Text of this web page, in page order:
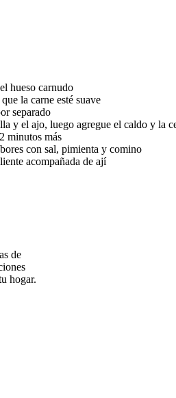
hueso carnudo
la carne esté suave
separado
y el ajo, luego agregue el caldo y la
minutos más
con sal, pimienta y comino
acompañada de ají
de
hogar.